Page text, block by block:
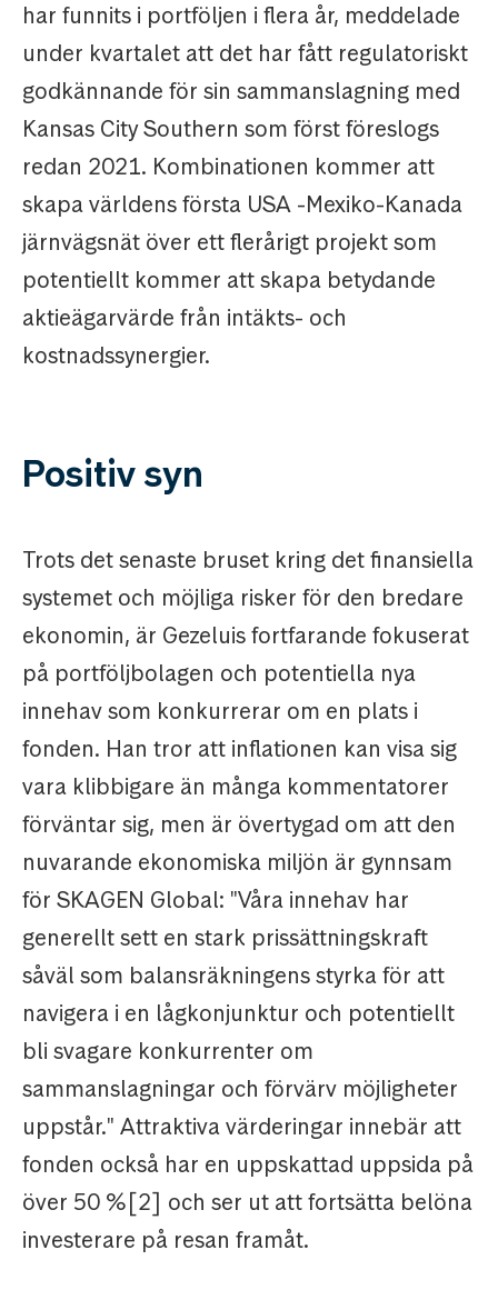
har funnits i portföljen i flera år, meddelade
under kvartalet att det har fått regulatoriskt
godkännande för sin sammanslagning med
Kansas City Southern som först föreslogs
redan 2021. Kombinationen kommer att
skapa världens första USA -Mexiko-Kanada
järnvägsnät över ett flerårigt projekt som
potentiellt kommer att skapa betydande
aktieägarvärde från intäkts- och
kostnadssynergier.
Positiv syn
Trots det senaste bruset kring det finansiella
systemet och möjliga risker för den bredare
ekonomin, är Gezeluis fortfarande fokuserat
på portföljbolagen och potentiella nya
innehav som konkurrerar om en plats i
fonden. Han tror att inflationen kan visa sig
vara klibbigare än många kommentatorer
förväntar sig, men är övertygad om att den
nuvarande ekonomiska miljön är gynnsam
för SKAGEN Global: "Våra innehav har
generellt sett en stark prissättningskraft
såväl som balansräkningens styrka för att
navigera i en lågkonjunktur och potentiellt
bli svagare konkurrenter om
sammanslagningar och förvärv möjligheter
uppstår." Attraktiva värderingar innebär att
fonden också har en uppskattad uppsida på
över 50 %[2] och ser ut att fortsätta belöna
investerare på resan framåt.